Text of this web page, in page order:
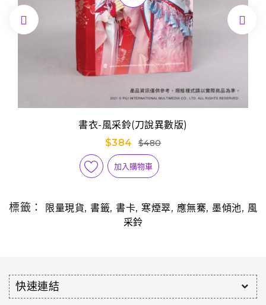
書衣-風采鈴(刀說異數版)
$384
$480
加入購物車
 
標籤： 限量現貨, 書籤, 書卡, 寒煙翠, 應無騫, 墨傾池, 風
采鈴
快速連結